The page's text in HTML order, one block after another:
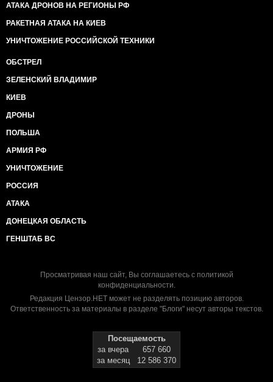
АТАКА ДРОНОВ НА РЕГИОНЫ РФ
РАКЕТНАЯ АТАКА НА КИЕВ
УНИЧТОЖЕНИЕ РОССИЙСКОЙ ТЕХНИКИ
ОБСТРЕЛ
ЗЕЛЕНСКИЙ ВЛАДИМИР
КИЕВ
ДРОНЫ
ПОЛЬША
АРМИЯ РФ
УНИЧТОЖЕНИЕ
РОССИЯ
АТАКА
ДОНЕЦКАЯ ОБЛАСТЬ
ГЕНШТАБ ВС
Просматривая наш сайт, Вы соглашаетесь с политикой
конфиденциальности.
Редакция Цензор.НЕТ может не разделять позицию авторов.
Ответственность за материалы в разделе "Блоги" несут авторы текстов.
Посещаемость
за вчера
657 660
за месяц
12 586 370